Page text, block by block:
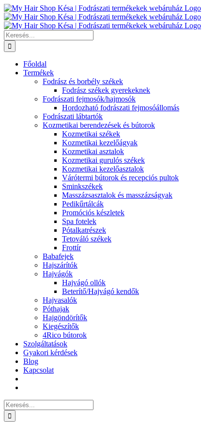
Kihagyás
Keresés...
Főoldal
Termékek
Fodrász és borbély székek
Fodrász székek gyerekeknek
Fodrászati fejmosók/hajmosók
Hordozható fodrászati fejmosóállomás
Fodrászati lábtartók
Kozmetikai berendezések és bútorok
Kozmetikai székek
Kozmetikai kezelőágyak
Kozmetikai asztalok
Kozmetikai gurulós székek
Kozmetikai kezelőasztalok
Várótermi bútorok és recepciós pultok
Sminkszékek
Masszázsasztalok és masszázságyak
Pedikűrtálcák
Promóciós készletek
Spa fotelek
Pótalkatrészek
Tetováló székek
Frottír
Babafejek
Hajszárítók
Hajvágók
Hajvágó ollók
Beterítő/Hajvágó kendők
Hajvasalók
Póthajak
Hajgöndörítők
Kiegészítők
4Rico bútorok
Szolgáltatások
Gyakori kérdések
Blog
Kapcsolat
Keresés...